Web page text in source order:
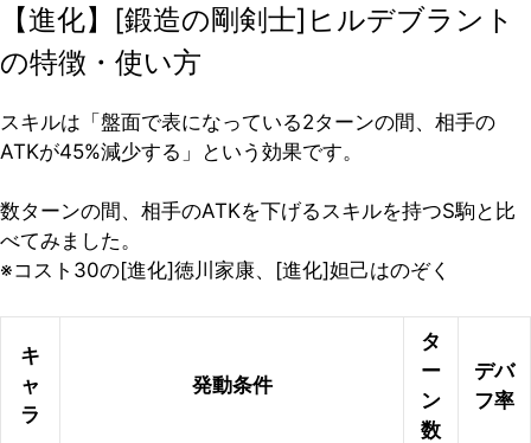
【進化】[鍛造の剛剣士]ヒルデブラント
の特徴・使い方
スキルは「盤面で表になっている2ターンの間、相手の
ATKが45%減少する」という効果です。
数ターンの間、相手のATKを下げるスキルを持つS駒と比
べてみました。
※コスト30の[進化]徳川家康、[進化]妲己はのぞく
キ
ャ
ラ
発動条件
タ
ー
ン
数
デバ
フ率